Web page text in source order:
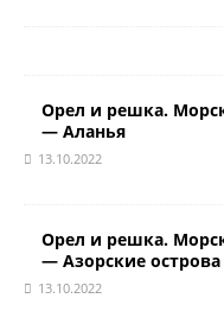
Орел и решка.
— Аланья
13.10.2022
Орел и решка.
— Азорские острова
13.10.2022